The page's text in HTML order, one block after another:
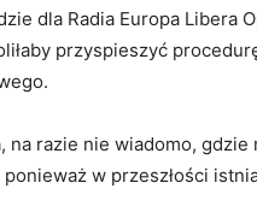
dla Radia Europa Libera
przyspieszyć
na razie nie wiadomo,
w przeszłości